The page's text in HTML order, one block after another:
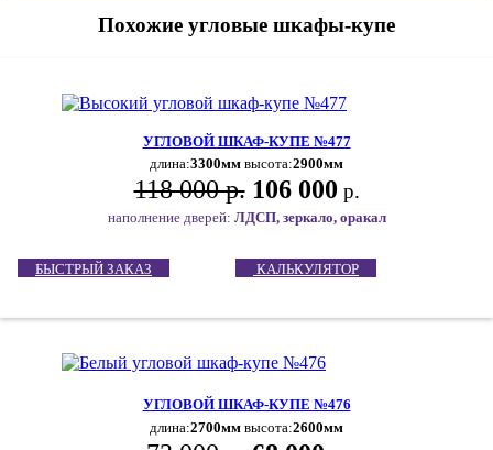
Похожие угловые шкафы-купе
УГЛОВОЙ ШКАФ-КУПЕ №477
длина:3300мм высота:2900мм
118 000 р.106 000 р.
наполнение дверей: ЛДСП, зеркало, оракал
БЫСТРЫЙ ЗАКАЗ КАЛЬКУЛЯТОР
УГЛОВОЙ ШКАФ-КУПЕ №476
длина:2700мм высота:2600мм